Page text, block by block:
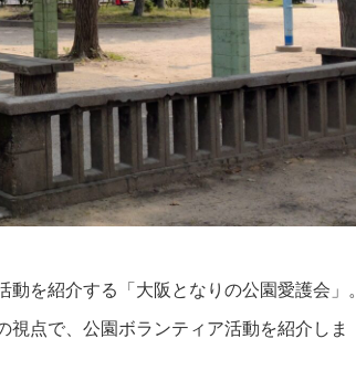
を紹介する「大阪となりの公園愛護会」。
点で、公園ボランティア活動を紹介しま